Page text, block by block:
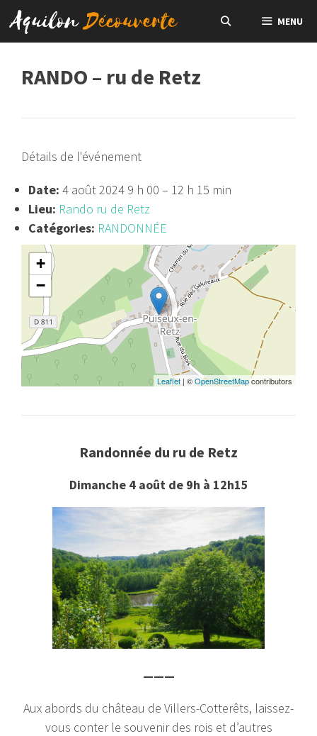
Aller
au
contenu
MENU
RANDO – ru de Retz
Détails de l'événement
Date: 4 août 2024 9 h 00 – 12 h 15 min
Lieu: Rando ru de Retz
Catégories: RANDONNÉE
+
−
Leaflet | ©OpenStreetMapcontributors
Randonnée du ru de Retz
Dimanche 4 août de 9h à 12h15
———
Aux abords du château de Villers-Cotterêts, laissez-
vous conter le souvenir des rois et d’autres